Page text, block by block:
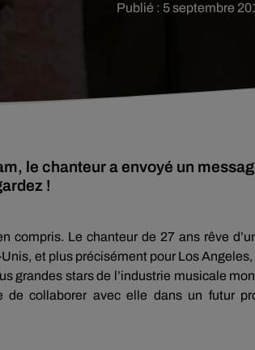
Publié : 5 septembre
le chanteur a envoyé un
!
compris. Le chanteur de 27 ans rêve
et plus précisément pour LosAngeles,
grandes stars de l’industrie musicale
collaborer avec elle dans un futur